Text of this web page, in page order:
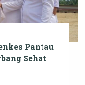
Pantau
Sehat